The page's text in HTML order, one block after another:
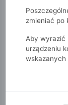
Halloween.
zmieniać po
Aby wyrazić
urządzeniu
wskazanych